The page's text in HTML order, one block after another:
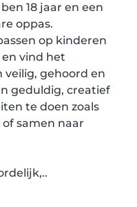
18 jaar en een
oppas.
op kinderen
vind het
gehoord en
geduldig, creatief
te doen zoals
samen naar